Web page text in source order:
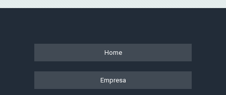
Home
Empresa